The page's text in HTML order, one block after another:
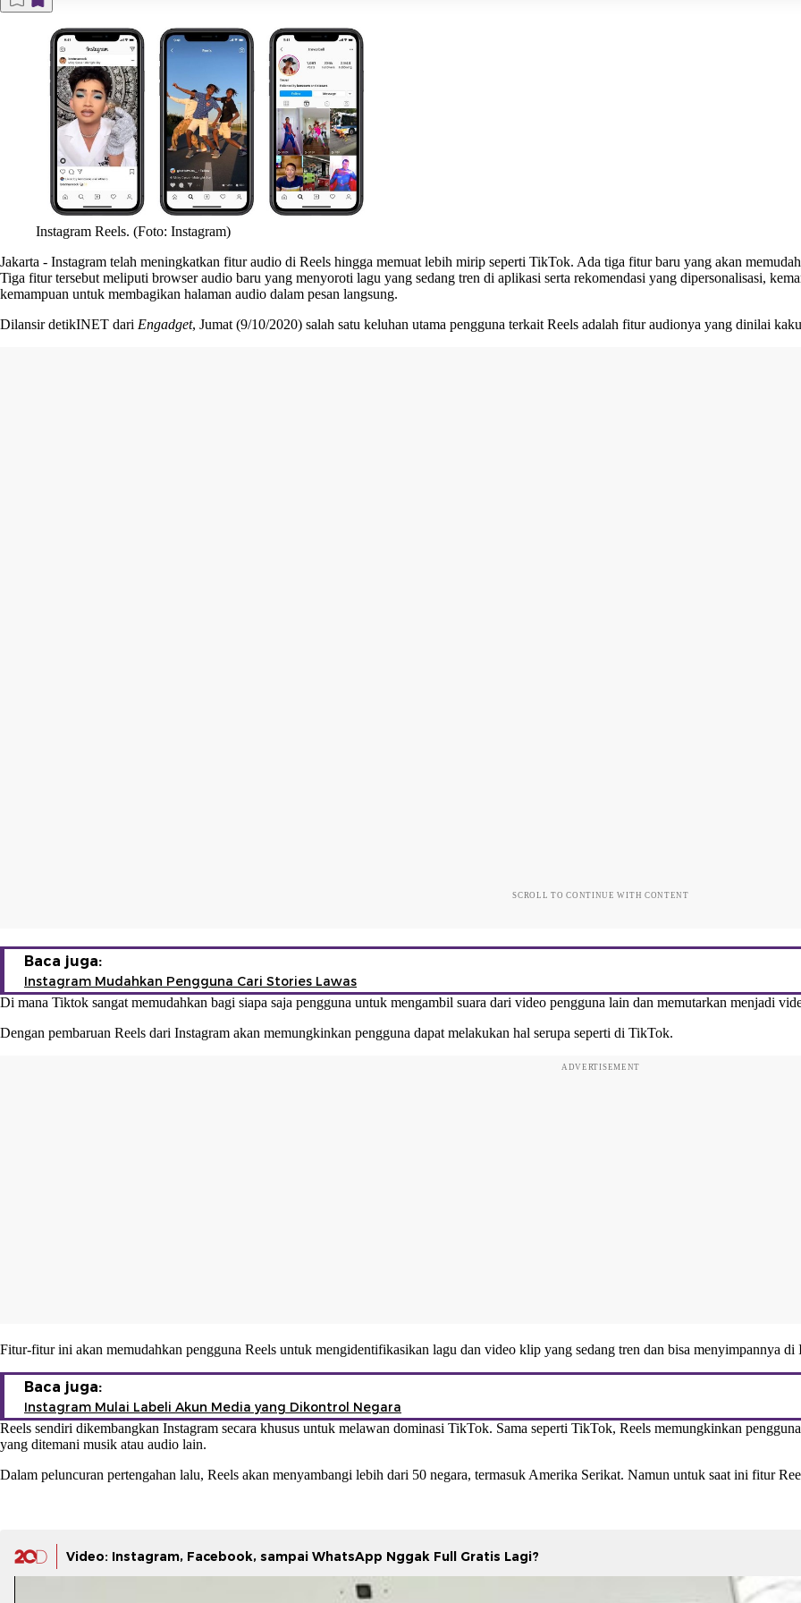
Instagram Reels. (Foto: Instagram)
Jakarta - Instagram telah meningkatkan fitur audio di Reels hingga memuat lebih mirip seperti TikTok. Ada tiga fitur baru yang akan
Tiga fitur tersebut meliputi browser audio baru yang menyoroti lagu yang sedang tren di aplikasi serta rekomendasi yang dipersonalisasi,
kemampuan untuk membagikan halaman audio dalam pesan langsung.
DilansirdetikINET dari Engadget, Jumat (9/10/2020) salah satu keluhan utama pengguna terkait Reels adalah fitur audionya yang dinilai
SCROLL TO CONTINUE WITH CONTENT
Baca juga:
Instagram Mudahkan Pengguna Cari Stories Lawas
Di mana Tiktok sangat memudahkan bagi siapa saja pengguna untuk mengambil suara dari video pengguna lain dan memutarkan menjadi
Dengan pembaruan Reels dari Instagram akan memungkinkan pengguna dapat melakukan hal serupa seperti di TikTok.
ADVERTISEMENT
Fitur-fitur ini akan memudahkan pengguna Reels untuk mengidentifikasikan lagu dan video klip yang sedang tren dan bisa menyimpannya di
Baca juga:
Instagram Mulai Labeli Akun Media yang Dikontrol Negara
Reels sendiri dikembangkan Instagram secara khusus untuk melawan dominasi TikTok. Sama seperti TikTok, Reels memungkinkan
yang ditemani musik atau audio lain.
Dalam peluncuran pertengahan lalu, Reels akan menyambangi lebih dari 50 negara, termasuk Amerika Serikat. Namun untuk saat ini fitur
Video: Instagram, Facebook, sampai WhatsApp Nggak Full Gratis Lagi?